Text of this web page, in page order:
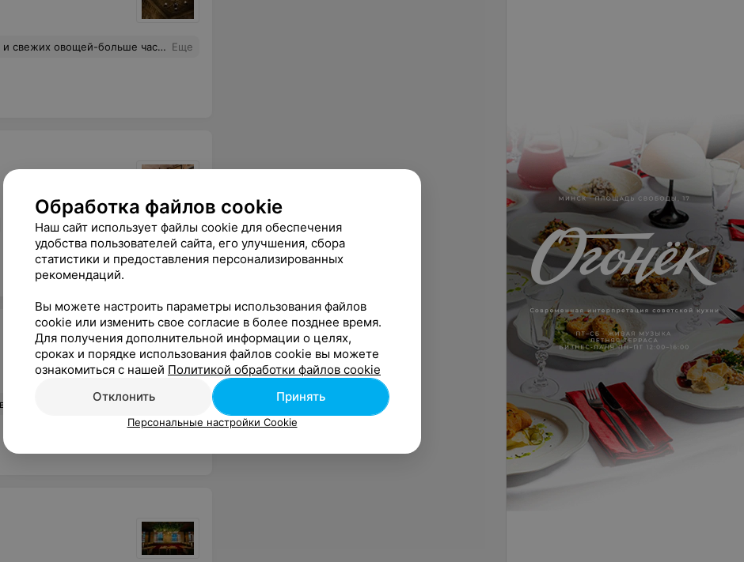
маленький, невозможно удобно разместиться, высокие стулья стоят прямо возле ненадежного ограждения на самом высоком уровне. Вернуться в это место желания нет) Еще
опаздывали на работу, хотели быстро купить кофе, но увы, никто не заинтересован в клиентах
Обработка файлов cookie
Наш сайт использует файлы cookie для обеспечения
удобства пользователей сайта, его улучшения, сбора
статистики и предоставления персонализированных
рекомендаций.
Вы можете настроить параметры использования файлов
cookie или изменить свое согласие в более позднее время.
Для получения дополнительной информации о целях,
сроках и порядке использования файлов cookie вы можете
ознакомиться с нашей Политикой обработки файлов cookie
Отклонить
Принять
Персональные настройки Cookie